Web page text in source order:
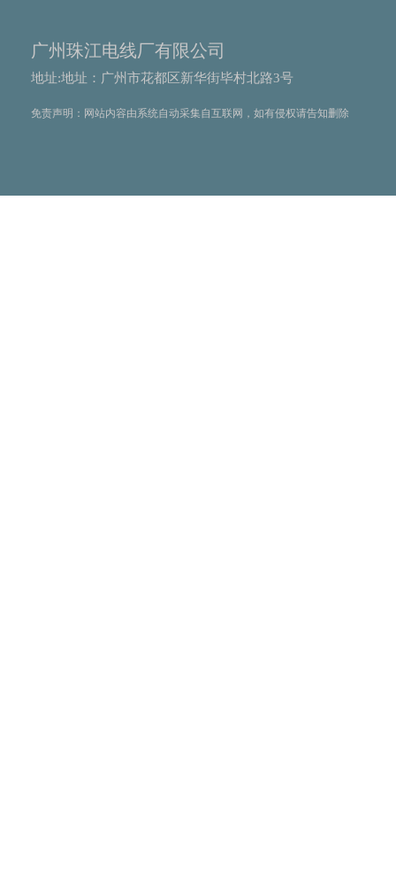
广州珠江电线厂有限公司
地址:地址：广州市花都区新华街毕村北路3号
免责声明：网站内容由系统自动采集自互联网，如有侵权请告知删除